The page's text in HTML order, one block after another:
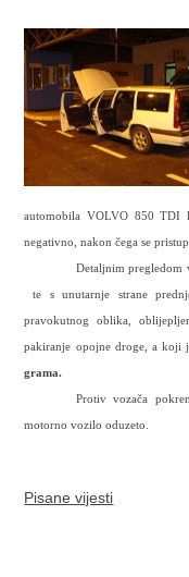
automobila VOLVO 850 TDI
negativno, nakon čega se
Detaljnim pregledom
te s unutarnje strane
pravokutnog oblika,
pakiranje opojne droge, a koji
grama.
Protiv vozača
motorno vozilo oduzeto.
Pisane vijesti